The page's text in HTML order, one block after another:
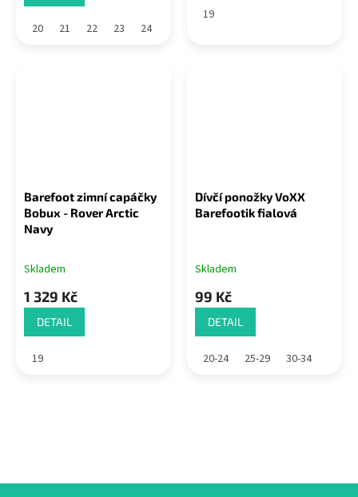
20 21 22 23 24
19
Barefoot zimní capáčky
Bobux - Rover Arctic
Navy
Skladem
1 329 Kč
DETAIL
19
Dívčí ponožky VoXX
Barefootik fialová
Skladem
99 Kč
DETAIL
20-24 25-29 30-34